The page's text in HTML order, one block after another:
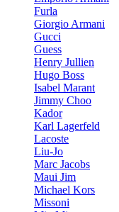
Furla
Giorgio Armani
Gucci
Guess
Henry Jullien
Hugo Boss
Isabel Marant
Jimmy Choo
Kador
Karl Lagerfeld
Lacoste
Liu-Jo
Marc Jacobs
Maui Jim
Michael Kors
Missoni